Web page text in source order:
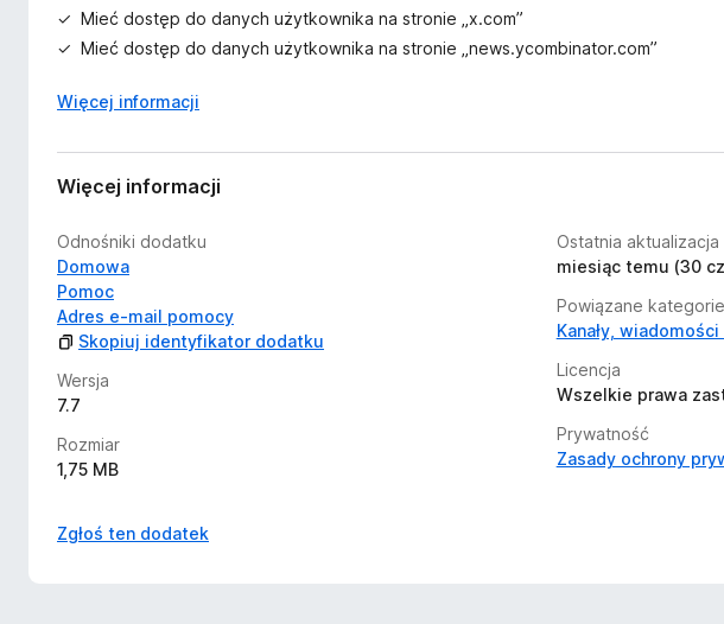
Mieć dostęp do danych użytkownika na stronie „x.com”
Mieć dostęp do danych użytkownika na stronie „news.ycombinator.com”
Więcej informacji
Więcej informacji
Odnośniki dodatku
Domowa
Pomoc
Adres e-mail pomocy
Skopiuj identyfikator dodatku
Wersja
7.7
Rozmiar
1,75 MB
Ostatnia aktualizacja
miesiąc temu (30
Powiązane kategorie
Kanały,
Licencja
Wszelkie prawa
Prywatność
Zasady ochrony
Zgłoś ten dodatek